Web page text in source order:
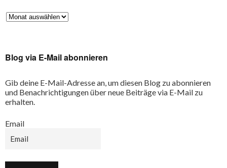
Blog via E-Mail abonnieren
Gib deine E-Mail-Adresse an, um diesen Blog zu abonnieren
und Benachrichtigungen über neue Beiträge via E-Mail zu
erhalten.
Email